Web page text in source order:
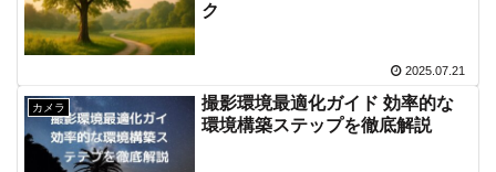
ク
2025.07.21
カメラ
撮影環境最適化ガイド 効率的な
環境構築ステップを徹底解説